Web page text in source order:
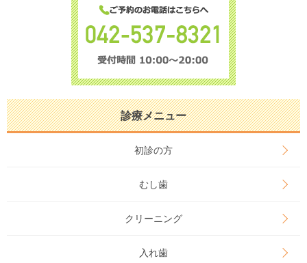
診療メニュー
初診の方
むし歯
クリーニング
入れ歯